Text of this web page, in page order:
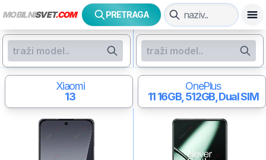
MOBILNISVET.COM PRETRAGA
Xiaomi
13
OnePlus
1116GB, 512GB, Dual SIM